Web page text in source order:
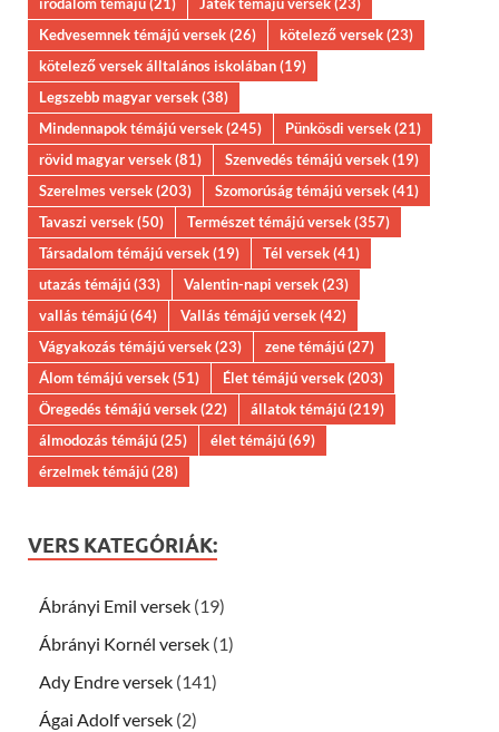
irodalom témájú(21) Játék témájú versek(23)
Kedvesemnek témájú versek(26) kötelező versek(23)
kötelező versek álltalános iskolában(19)
Legszebb magyar versek(38)
Mindennapok témájú versek(245) Pünkösdi versek(21)
rövid magyar versek(81) Szenvedés témájú versek(19)
Szerelmes versek(203) Szomorúság témájú versek(41)
Tavaszi versek(50) Természet témájú versek(357)
Társadalom témájú versek(19) Tél versek(41)
utazás témájú(33) Valentin-napi versek(23)
vallás témájú(64) Vallás témájú versek(42)
Vágyakozás témájú versek(23) zene témájú(27)
Álom témájú versek(51) Élet témájú versek(203)
Öregedés témájú versek(22) állatok témájú(219)
álmodozás témájú(25) élet témájú(69)
érzelmek témájú(28)
VERS KATEGÓRIÁK:
Ábrányi Emil versek (19)
Ábrányi Kornél versek (1)
Ady Endre versek (141)
Ágai Adolf versek (2)